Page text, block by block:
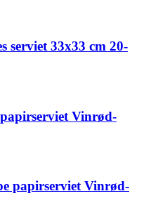
serviet 33x33 cm 20-
Vinrød-
papirserviet Vinrød-